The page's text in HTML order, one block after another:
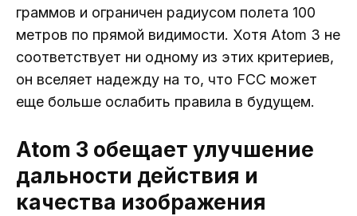
граммов и ограничен радиусом полета 100
метров по прямой видимости. Хотя Atom 3 не
соответствует ни одному из этих критериев,
он вселяет надежду на то, что FCC может
еще больше ослабить правила в будущем.
Atom 3 обещает улучшение
дальности действия и
качества изображения